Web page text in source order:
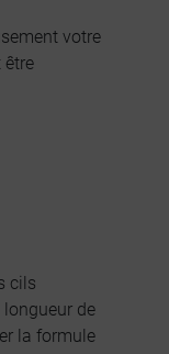
votre
être
cils
de
la formule